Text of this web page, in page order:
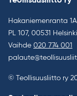
Hakaniemenranta 1A
PL 107, 00531 Helsinki
Vaihde 020 774 001
© Teollisuusliitto ry